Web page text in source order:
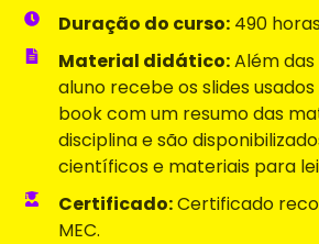
Duração do curso:490
Material didático:Além das
aluno recebe os slides
book com um resumo das
disciplina e são
científicos e materiais para
Certificado:Certificado
MEC.